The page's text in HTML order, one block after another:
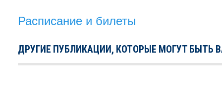
Расписание и билеты
ДРУГИЕ ПУБЛИКАЦИИ, КОТОРЫЕ МОГУТ БЫТЬ